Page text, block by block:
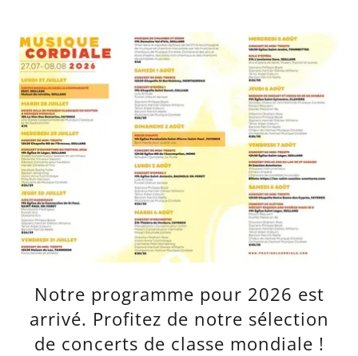
Notre programme pour 2026 est
arrivé. Profitez de notre sélection
de concerts de classe mondiale !